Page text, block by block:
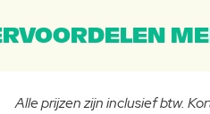
Alle prijzen zijn inclusief btw.